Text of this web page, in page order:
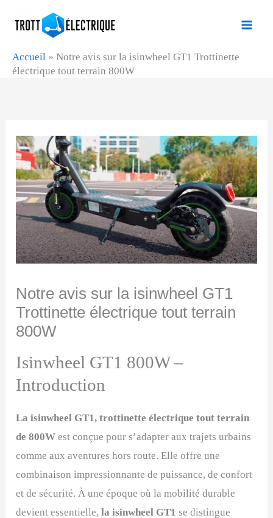
Accueil » Notre avis sur la isinwheel GT1 Trottinette
électrique tout terrain 800W
Notre avis sur la isinwheel GT1
Trottinette électrique tout terrain
800W
Isinwheel GT1 800W –
Introduction
La isinwheel GT1, trottinette électrique tout terrain
de 800W est conçue pour s’adapter aux trajets urbains
comme aux aventures hors route. Elle offre une
combinaison impressionnante de puissance, de confort
et de sécurité. À une époque où la mobilité durable
devient essentielle,la isinwheel GT1 se distingue